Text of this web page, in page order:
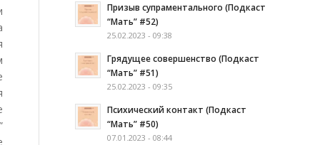
Призыв супраментального (Подкаст
“Мать” #52)
25.02.2023 - 09:38
Грядущее совершенство (Подкаст
“Мать” #51)
25.02.2023 - 09:35
Психический контакт (Подкаст
“Мать” #50)
07.01.2023 - 08:44